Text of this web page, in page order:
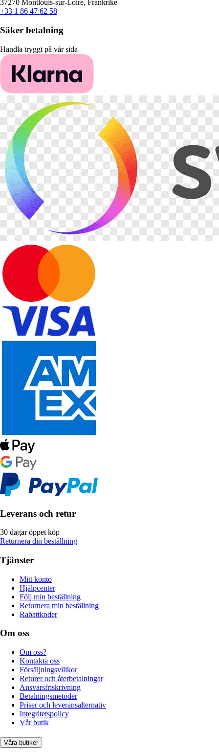
37270 Montlouis-sur-Loire, Frankrike
+33 1 86 47 62 58
Säker betalning
Handla tryggt på vår sida
Leverans och retur
30 dagar öppet köp
Returnera din beställning
Tjänster
Mitt konto
Hjälpcenter
Följ min beställning
Returnera min beställning
Rabattkoder
Om oss
Om oss?
Kontakta oss
Försäljningsvillkor
Returer och återbetalningar
Ansvarsfriskrivning
Betalningsmetoder
Priser och leveransalternativ
Integritetspolicy
Vår butik
Våra butiker